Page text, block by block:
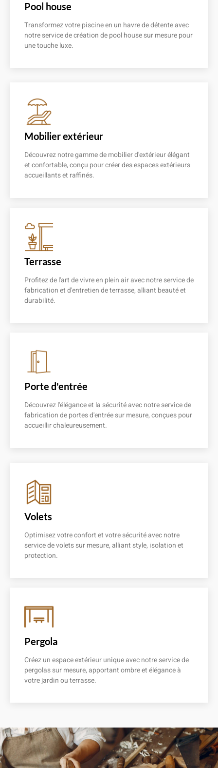
Pool house
Transformez votre piscine en un havre de détente avec
notre service de création de pool house sur mesure pour
une touche luxe.
Mobilier extérieur
Découvrez notre gamme de mobilier d'extérieur élégant
et confortable, conçu pour créer des espaces extérieurs
accueillants et raffinés.
Terrasse
Profitez de l'art de vivre en plein air avec notre service de
fabrication et d'entretien de terrasse, alliant beauté et
durabilité.
Porte d'entrée
Découvrez l'élégance et la sécurité avec notre service de
fabrication de portes d'entrée sur mesure, conçues pour
accueillir chaleureusement.
Volets
Optimisez votre confort et votre sécurité avec notre
service de volets sur mesure, alliant style, isolation et
protection.
Pergola
Créez un espace extérieur unique avec notre service de
pergolas sur mesure, apportant ombre et élégance à
votre jardin ou terrasse.